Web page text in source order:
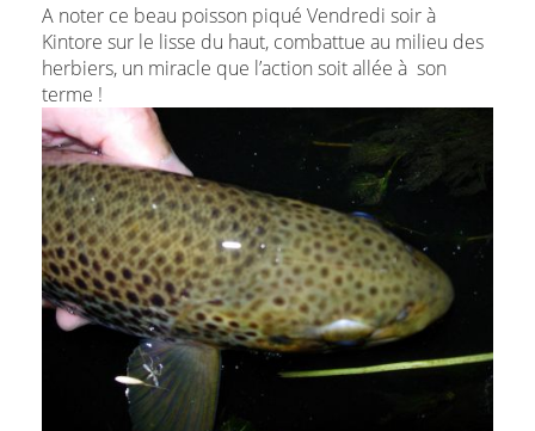
A noter ce beau poisson piqué Vendredi soir à
Kintore sur le lisse du haut, combattue au milieu des
herbiers, un miracle que l’action soit allée à son
terme !